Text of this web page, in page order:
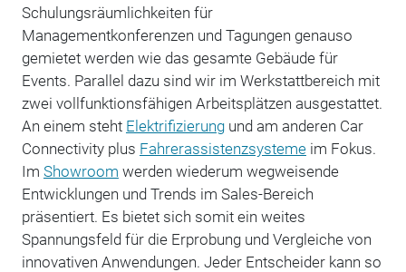
Schulungsräumlichkeiten für
Managementkonferenzen und Tagungen genauso
gemietet werden wie das gesamte Gebäude für
Events. Pa­ral­lel dazu sind wir im Werkstattbereich mit
zwei vollfunktionsfähigen Arbeitsplätzen ausgestattet.
An einem steht Elektrifizierungund am anderen Car
Connectivity plus Fahrerassistenzsystemeim Fokus.
Im Showroom werden wiederum wegweisende
Entwicklungen und Trends im Sales-Bereich
präsentiert. Es bietet sich somit ein weites
Spannungsfeld für die Erprobung und Vergleiche von
innovativen Anwendungen. Jeder Entscheider kann so